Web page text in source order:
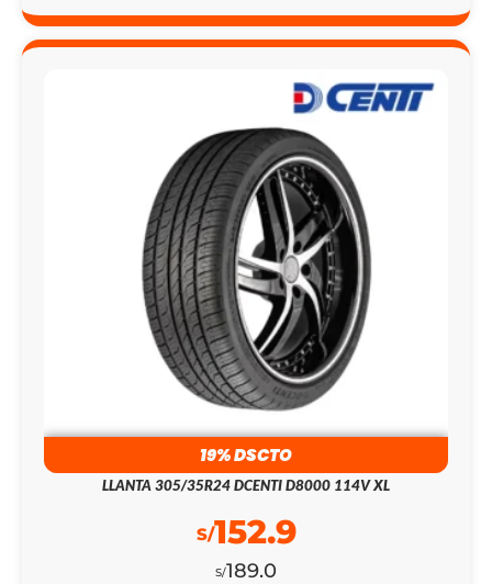
19% DSCTO
LLANTA 305/35R24 DCENTI D8000 114V XL
S/189.0
S/152.9